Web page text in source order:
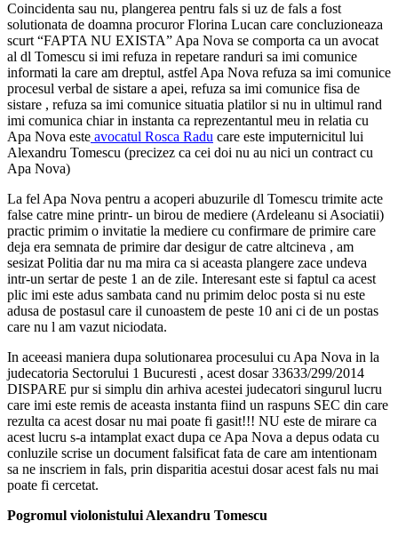
Coincidenta sau nu, plangerea pentru fals si uz de fals a fost
solutionata de doamna procuror Florina Lucan care concluzioneaza
scurt “FAPTA NU EXISTA” Apa Nova se comporta ca un avocat
al dl Tomescu si imi refuza in repetare randuri sa imi comunice
informati la care am dreptul, astfel Apa Nova refuza sa imi comunice
procesul verbal de sistare a apei, refuza sa imi comunice fisa de
sistare , refuza sa imi comunice situatia platilor si nu in ultimul rand
imi comunica chiar in instanta ca reprezentantul meu in relatia cu
Apa Nova este avocatul Rosca Radu care este imputernicitul lui
Alexandru Tomescu (precizez ca cei doi nu au nici un contract cu
Apa Nova)
La fel Apa Nova pentru a acoperi abuzurile dl Tomescu trimite acte
false catre mine printr- un birou de mediere (Ardeleanu si Asociatii)
practic primim o invitatie la mediere cu confirmare de primire care
deja era semnata de primire dar desigur de catre altcineva , am
sesizat Politia dar nu ma mira ca si aceasta plangere zace undeva
intr-un sertar de peste 1 an de zile. Interesant este si faptul ca acest
plic imi este adus sambata cand nu primim deloc posta si nu este
adusa de postasul care il cunoastem de peste 10 ani ci de un postas
care nu l am vazut niciodata.
In aceeasi maniera dupa solutionarea procesului cu Apa Nova in la
judecatoria Sectorului 1 Bucuresti , acest dosar 33633/299/2014
DISPARE pur si simplu din arhiva acestei judecatori singurul lucru
care imi este remis de aceasta instanta fiind un raspuns SEC din care
rezulta ca acest dosar nu mai poate fi gasit!!! NU este de mirare ca
acest lucru s-a intamplat exact dupa ce Apa Nova a depus odata cu
conluzile scrise un document falsificat fata de care am intentionam
sa ne inscriem in fals, prin disparitia acestui dosar acest fals nu mai
poate fi cercetat.
Pogromul violonistului Alexandru Tomescu